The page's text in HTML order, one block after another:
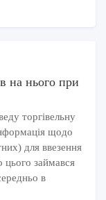
на нього при
торгівельну
щодо
для ввезення
цього займався
в